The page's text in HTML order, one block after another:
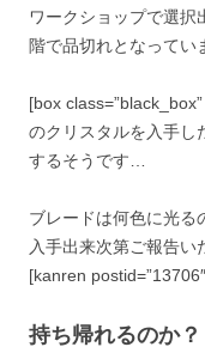
ワークショップで選択
階で品切れとなってい
[box
のクリスタルを入手し
するそうです…
ブレードは何色に光る
入手出来次第ご報告い
[kanren
持ち帰れるのか？